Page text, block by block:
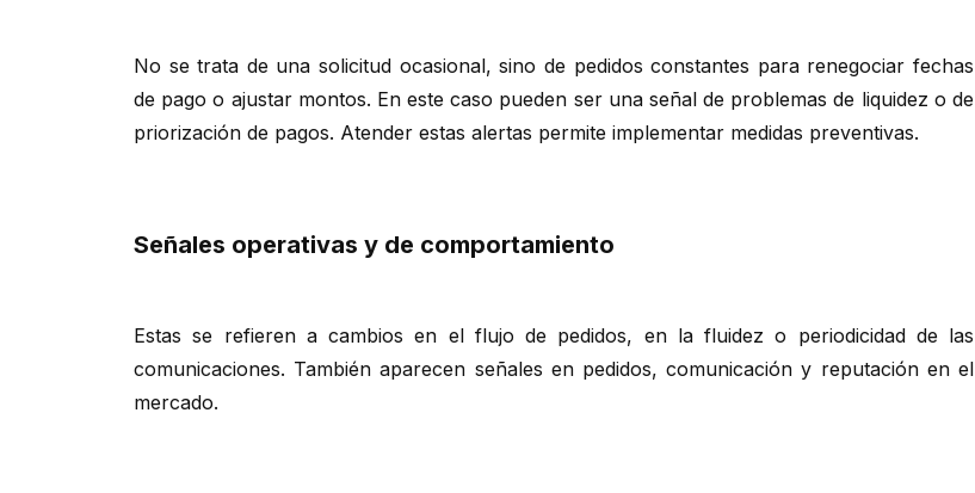
No se trata de una solicitud ocasional, sino de pedidos constantes para renegociar fechas
de pago o ajustar montos. En este caso pueden ser una señal de problemas de liquidez o de
priorización de pagos. Atender estas alertas permite implementar medidas preventivas.
Señales operativas y de comportamiento
Estas se refieren a cambios en el flujo de pedidos, en la fluidez o periodicidad de las
comunicaciones. También aparecen señales en pedidos, comunicación y reputación en el
mercado.